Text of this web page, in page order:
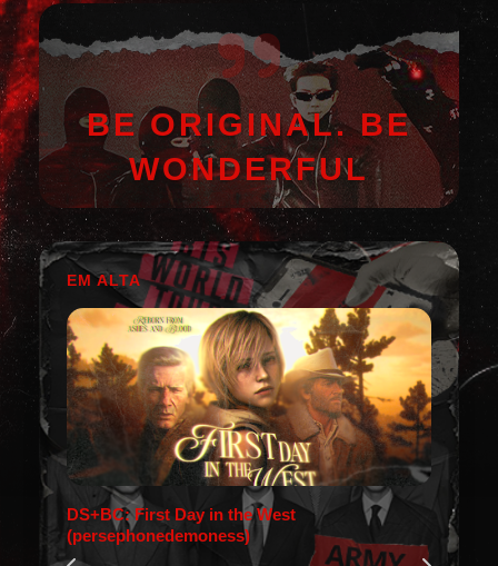
BE ORIGINAL. BE
WONDERFUL
EM ALTA
DS+BC: First Day in the West
(persephonedemoness)